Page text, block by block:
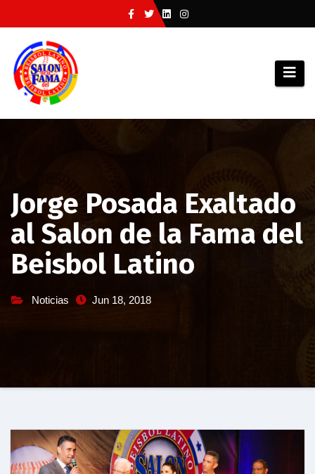
al
contenido
Jorge Posada Exaltado
al Salon de la Fama del
Beisbol Latino
Noticias Jun 18, 2018